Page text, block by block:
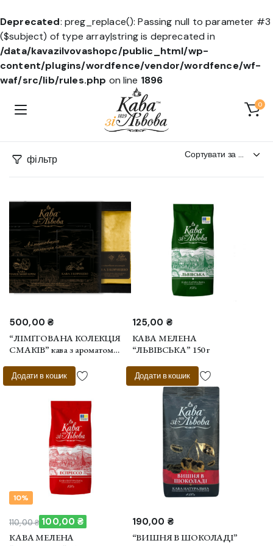
Deprecated: preg_replace(): Passing null to parameter #3
($subject) of type array|string is deprecated in
/data/kavazilvovashopc/public_html/wp-
content/plugins/wordfence/vendor/wordfence/wf-
waf/src/lib/rules.php on line 1896
0
фільтр
500,00₴
“ЛІМІТОВАНА КОЛЕКЦІЯ
СМАКІВ” кава з ароматом
корицею 2*210 г
Додати в кошик
125,00 ₴
КАВА МЕЛЕНА
“ЛЬВІВСЬКА” 150 г
Додати в кошик
10%
110,00₴
Оригінальна
100,00₴
Поточна
КАВА МЕЛЕНА
190,00 ₴
“ВИШНЯ В ШОКОЛАДІ”